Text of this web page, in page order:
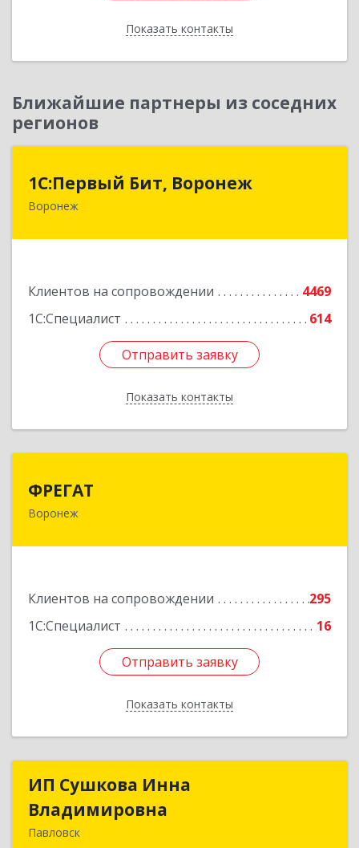
Показать контакты
Назад
Ближайшие партнеры из соседних
регионов
1С:Первый Бит, Воронеж
Воронеж
Клиентов на сопровождении
4469
1С:Специалист
614
Отправить заявку
Показать контакты
1С:Первый Бит, Воронеж
394006, Воронежская обл, Воронеж г, 20-летия
Отправить заявку
Назад
ФРЕГАТ
Воронеж
Клиентов на сопровождении
295
1С:Специалист
16
Отправить заявку
Показать контакты
Отправить заявку
Назад
ИП Сушкова Инна
Владимировна
Павловск
ИП Сушкова Инна